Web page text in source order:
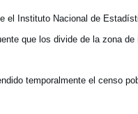
el Instituto Nacional de
que los divide de la zona de
temporalmente el censo